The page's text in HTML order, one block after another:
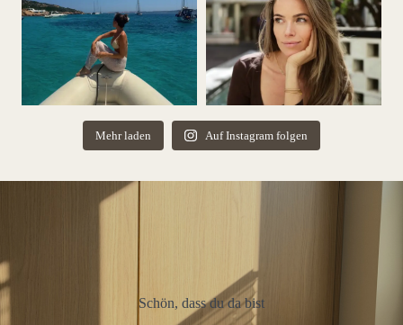
Mehr laden Auf Instagram folgen
Schön, dass du da bist